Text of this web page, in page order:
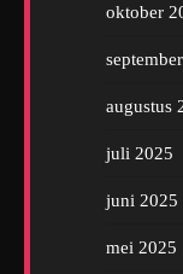
oktober
augustus
juli 2025
juni 2025
mei 2025